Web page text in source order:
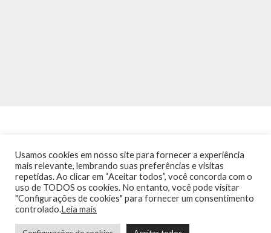
INÍCIO NOTÍCIAS AGENDA CONTATO
TRÂNSITO NA PONTE
TERMOS DE USO / POLÍTICA DE PRIVACIDADE
Usamos cookies em nosso site para fornecer a experiência
mais relevante, lembrando suas preferências e visitas
repetidas. Ao clicar em “Aceitar todos”, você concorda com o
uso de TODOS os cookies. No entanto, você pode visitar
"Configurações de cookies" para fornecer um consentimento
controlado.Leia mais